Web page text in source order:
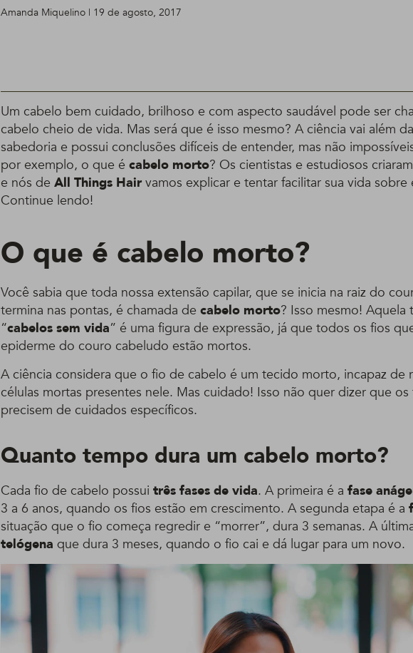
Amanda Miquelino | 19 de agosto, 2017
Um cabelo bem cuidado, brilhoso e com aspecto saudável pode ser
cabelo cheio de vida. Mas será que é isso mesmo? A ciência vai além
sabedoria e possui conclusões difíceis de entender, mas não
por exemplo, o que é cabelo morto? Os cientistas e estudiosos
e nós de All Things Hair vamos explicar e tentar facilitar sua vida sobre
Continue lendo!
O que é cabelo morto?
Você sabia que toda nossa extensão capilar, que se inicia na raiz do
termina nas pontas, é chamada de cabelo morto? Isso mesmo! Aquela
“cabelos sem vida” é uma figura de expressão, já que todos os fios
epiderme do couro cabeludo estão mortos.
A ciência considera que o fio de cabelo é um tecido morto, incapaz de
células mortas presentes nele. Mas cuidado! Isso não quer dizer que os
precisem de cuidados específicos.
Quanto tempo dura um cabelo morto?
Cada fio de cabelo possui três fases de vida. A primeira é a fase
3 a 6 anos, quando os fios estão em crescimento. A segunda etapa é a
situação que o fio começa regredir e “morrer”, dura 3 semanas. A
telógena que dura 3 meses, quando o fio cai e dá lugar para um novo.